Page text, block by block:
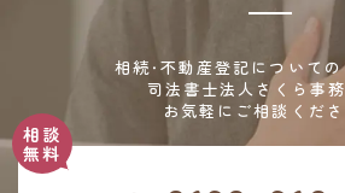
相続・不動産登記についての
司法書士法人さくら事
お気軽にご相談くださ